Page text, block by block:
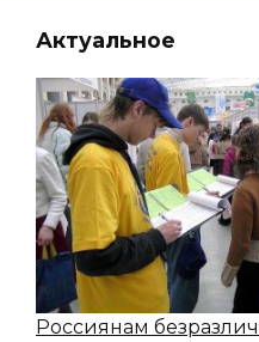
Актуальное
Россиянам